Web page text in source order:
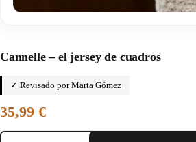
Cannelle – el jersey de cuadros
✓ Revisado porMarta Gómez
35,99 €
Cannelle